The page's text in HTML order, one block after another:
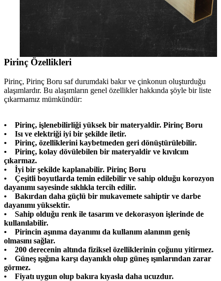
Pirinç Özellikleri
Pirinç, Pirinç Boru saf durumdaki bakır ve çinkonun oluşturduğu
alaşımlardır. Bu alaşımların genel özellikler hakkında şöyle bir liste
çıkarmamız mümkündür:
• Pirinç, işlenebilirliği yüksek bir materyaldir. Pirinç Boru
• Isı ve elektriği iyi bir şekilde iletir.
• Pirinç, özelliklerini kaybetmeden geri dönüştürülebilir.
• Pirinç, kolay dövülebilen bir materyaldir ve kıvılcım
çıkarmaz.
• İyi bir şekilde kaplanabilir. Pirinç Boru
• Çeşitli boyutlarda temin edilebilir ve sahip olduğu korozyon
dayanımı sayesinde sıklıkla tercih edilir.
• Bakırdan daha güçlü bir mukavemete sahiptir ve darbe
dayanımı yüksektir.
• Sahip olduğu renk ile tasarım ve dekorasyon işlerinde de
kullanılabilir.
• Pirincin aşınma dayanımı da kullanım alanının geniş
olmasını sağlar.
• 200 derecenin altında fiziksel özelliklerinin çoğunu yitirmez.
• Güneş ışığına karşı dayanıklı olup güneş ışınlarından zarar
görmez.
• Fiyatı uygun olup bakıra kıyasla daha ucuzdur.